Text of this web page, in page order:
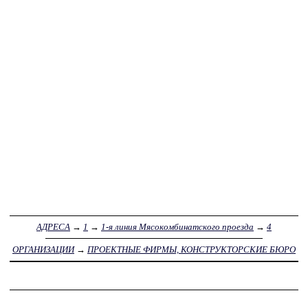
АДРЕСА → 1 → 1-я линия Мясокомбинатского проезда → 4
ОРГАНИЗАЦИИ→ ПРОЕКТНЫЕ ФИРМЫ, КОНСТРУКТОРСКИЕ БЮРО